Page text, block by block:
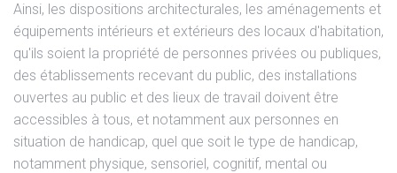
Ainsi, les dispositions architecturales, les aménagements et
équipements intérieurs et extérieurs des locaux d'habitation,
qu'ils soient la propriété de personnes privées ou publiques,
des établissements recevant du public, des installations
ouvertes au public et des lieux de travail doivent être
accessibles à tous, et notamment aux personnes en
situation de handicap, quel que soit le type de handicap,
notamment physique, sensoriel, cognitif, mental ou